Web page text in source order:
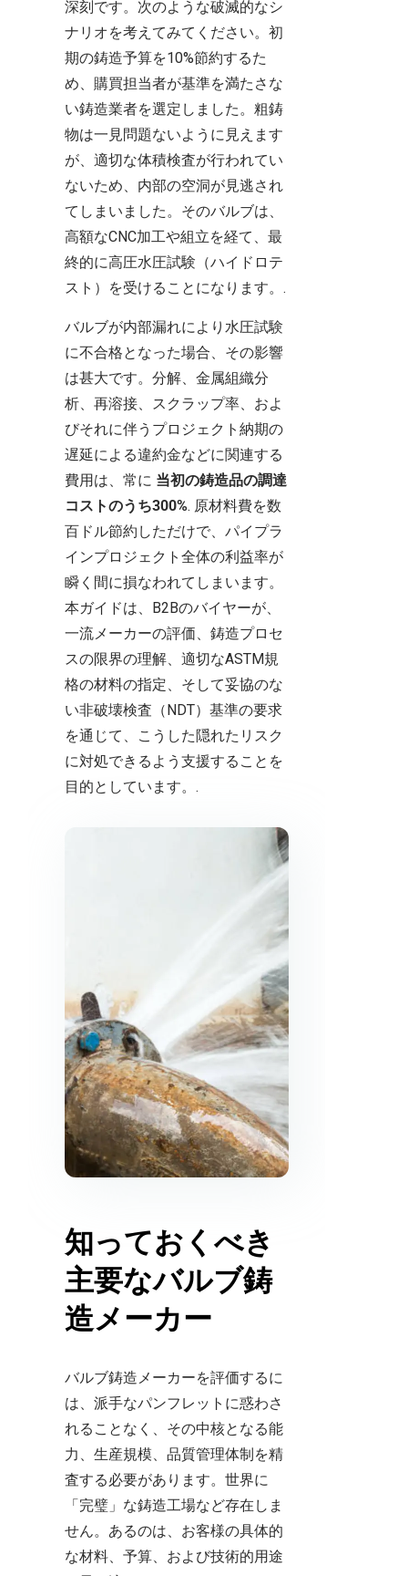
深刻です。次のような破滅的なシ
ナリオを考えてみてください。初
期の鋳造予算を10%節約するた
め、購買担当者が基準を満たさな
い鋳造業者を選定しました。粗鋳
物は一見問題ないように見えます
が、適切な体積検査が行われてい
ないため、内部の空洞が見逃され
てしまいました。そのバルブは、
高額なCNC加工や組立を経て、最
終的に高圧水圧試験（ハイドロテ
スト）を受けることになります。.
バルブが内部漏れにより水圧試験
に不合格となった場合、その影響
は甚大です。分解、金属組織分
析、再溶接、スクラップ率、およ
びそれに伴うプロジェクト納期の
遅延による違約金などに関連する
費用は、常に 当初の鋳造品の調達
コストのうち300%. 原材料費を数
百ドル節約しただけで、パイプラ
インプロジェクト全体の利益率が
瞬く間に損なわれてしまいます。
本ガイドは、B2Bのバイヤーが、
一流メーカーの評価、鋳造プロセ
スの限界の理解、適切なASTM規
格の材料の指定、そして妥協のな
い非破壊検査（NDT）基準の要求
を通じて、こうした隠れたリスク
に対処できるよう支援することを
目的としています。.
知っておくべき
主要なバルブ鋳
造メーカー
バルブ鋳造メーカーを評価するに
は、派手なパンフレットに惑わさ
れることなく、その中核となる能
力、生産規模、品質管理体制を精
査する必要があります。世界に
「完璧」な鋳造工場など存在しま
せん。あるのは、お客様の具体的
な材料、予算、および技術的用途